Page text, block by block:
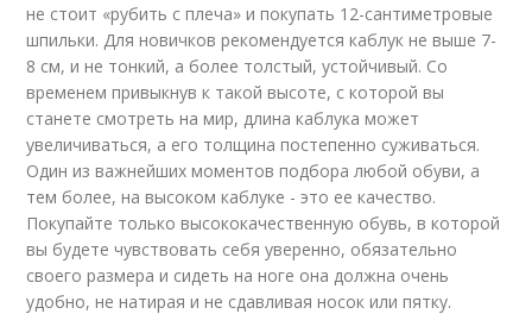
не стоит «рубить с плеча» и покупать 12-сантиметровые
шпильки. Для новичков рекомендуется каблук не выше 7-
8 см, и не тонкий, а более толстый, устойчивый. Со
временем привыкнув к такой высоте, с которой вы
станете смотреть на мир, длина каблука может
увеличиваться, а его толщина постепенно суживаться.
Один из важнейших моментов подбора любой обуви, а
тем более, на высоком каблуке - это ее качество.
Покупайте только высококачественную обувь, в которой
вы будете чувствовать себя уверенно, обязательно
своего размера и сидеть на ноге она должна очень
удобно, не натирая и не сдавливая носок или пятку.